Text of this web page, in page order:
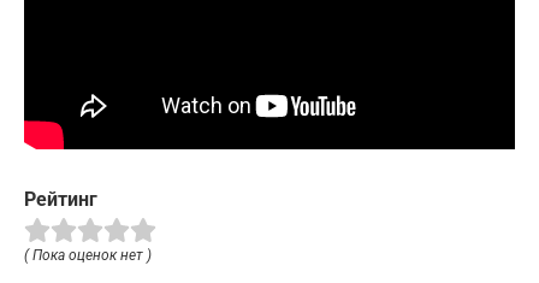
Рейтинг
( Пока оценок нет )